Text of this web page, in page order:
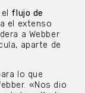
flujo de
el extenso
a Webber
aparte de
lo que
«Nos dio